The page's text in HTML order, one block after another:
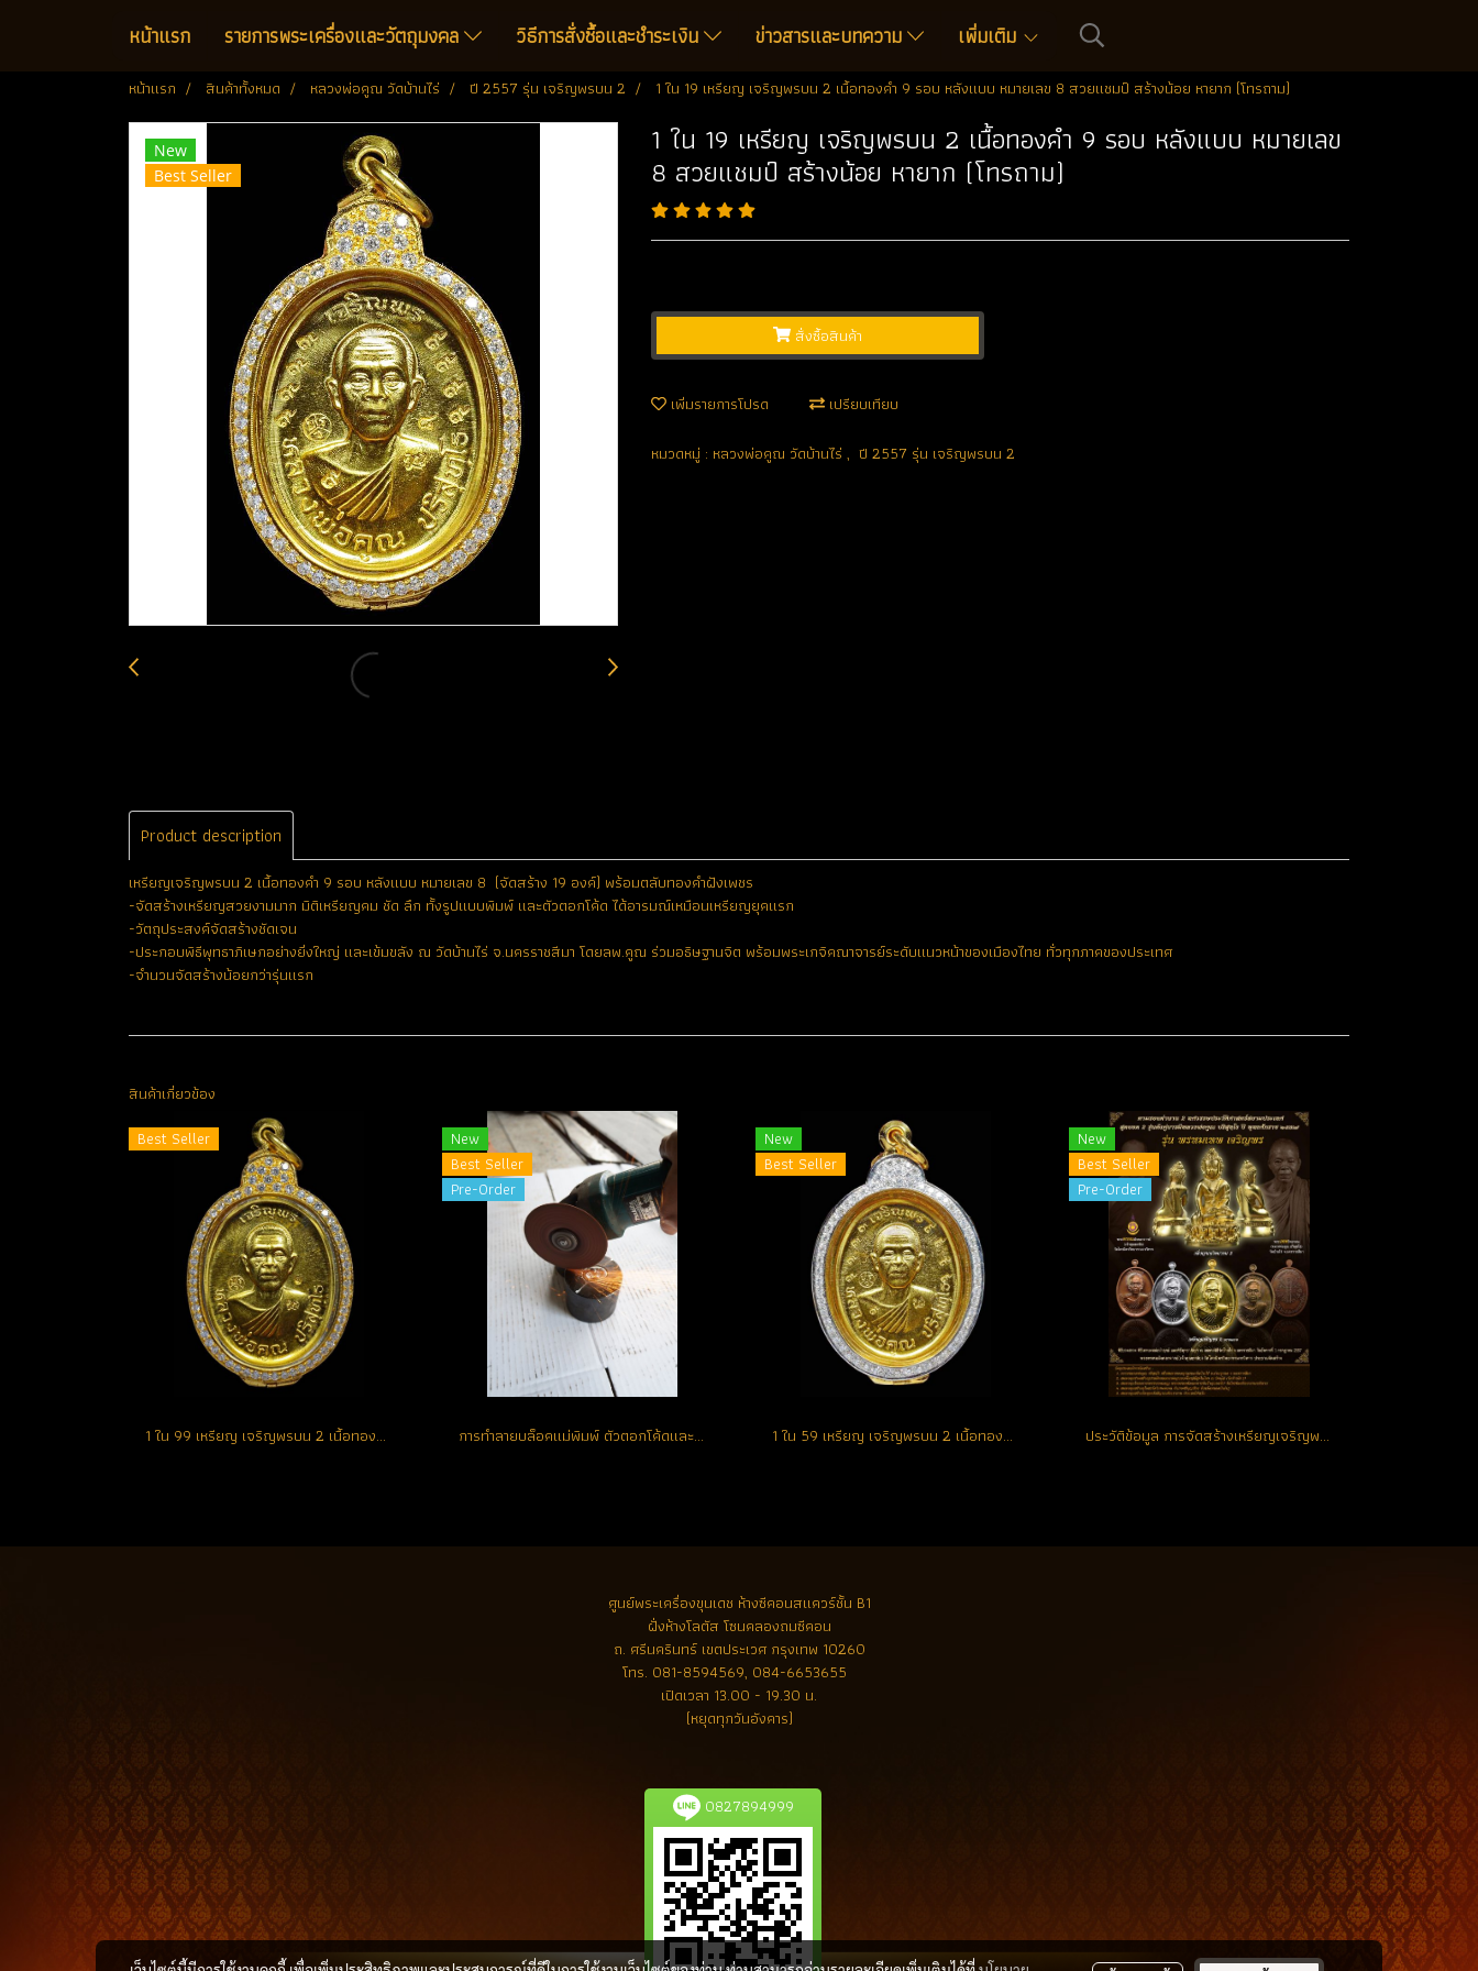
หน้าแรก รายการพระเครื่องและวัตถุมงคล วิธีการสั่งซื้อและชำระเงิน ข่าวสารและบทความ เพิ่มเติม
หน้าแรก สินค้าทั้งหมด หลวงพ่อคูณ วัดบ้านไร่ ปี 2557 รุ่น เจริญพรบน 2 1 ใน 19 เหรียญ เจริญพรบน 2 เนื้อทองคำ 9 รอบ หลังแบบ หมายเลข 8 สวยแชมป์ สร้างน้อย หายาก (โทรถาม)
New
Best Seller
1 ใน 19 เหรียญ เจริญพรบน 2 เนื้อทองคำ 9 รอบ หลังแบบ หมายเลข
8 สวยแชมป์ สร้างน้อย หายาก (โทรถาม)
สั่งซื้อสินค้า
เพิ่มรายการโปรด เปรียบเทียบ
หมวดหมู่ : หลวงพ่อคูณ วัดบ้านไร่ , ปี 2557 รุ่น เจริญพรบน 2
Product description
เหรียญเจริญพรบน 2 เนื้อทองคำ 9 รอบ หลังแบบ หมายเลข 8 (จัดสร้าง 19 องค์) พร้อมตลับทองคำฝังเพชร
-จัดสร้างเหรียญสวยงามมาก มิติเหรียญคม ชัด ลึก ทั้งรูปแบบพิมพ์ และตัวตอกโค้ด ได้อารมณ์เหมือนเหรียญยุคแรก
-วัตถุประสงค์จัดสร้างชัดเจน
-ประกอบพิธีพุทธาภิเษกอย่างยิ่งใหญ่ และเข้มขลัง ณ วัดบ้านไร่ จ.นครราชสีมา โดยลพ.คูณ ร่วมอธิษฐานจิต พร้อมพระเกจิคณาจารย์ระดับแนวหน้าของเมืองไทย ทั่วทุกภาคของประเทศ
-จำนวนจัดสร้างน้อยกว่ารุ่นแรก
สินค้าเกี่ยวข้อง
Best Seller
1 ใน 99 เหรียญ เจริญพรบน 2 เนื้อทองคำ หมายเลข 1 สวยแชมป์ สร้างน้อย หายาก (ขายแล้ว)
New
Best Seller
Pre-Order
การทำลายบล็อคแม่พิมพ์ ตัวตอกโค้ดและหมายเลข เหรียญเจริญพร 2
New
Best Seller
1 ใน 59 เหรียญ เจริญพรบน 2 เนื้อทองคำ 9 รอบ ไม่ตัดปีก หมายเลข 9 สวยแชมป์ สร้างน้อย หายาก (โทรถาม)
New
Best Seller
Pre-Order
ประวัติข้อมูล การจัดสร้างเหรียญเจริญพร 2 หลวงพ่อคูณ ปริสุทฺโธ วัดบ้านไร่ จ.นครราชสีมา ที่ควรรู้และน่าติดตามประวัติในการจัดสร้างสำหรับรุ่นนี้เป็นอย่างยิ่ง
ศูนย์พระเครื่องขุนเดช ห้างซีคอนสแควร์ชั้น B1
ฝั่งห้างโลตัส โซนคลองถมซีคอน
ถ. ศรีนครินทร์ เขตประเวศ กรุงเทพ 10260
โทร. 081-8594569, 084-6653655
เปิดเวลา 13.00 - 19.30 น.
(หยุดทุกวันอังคาร)
0827894999